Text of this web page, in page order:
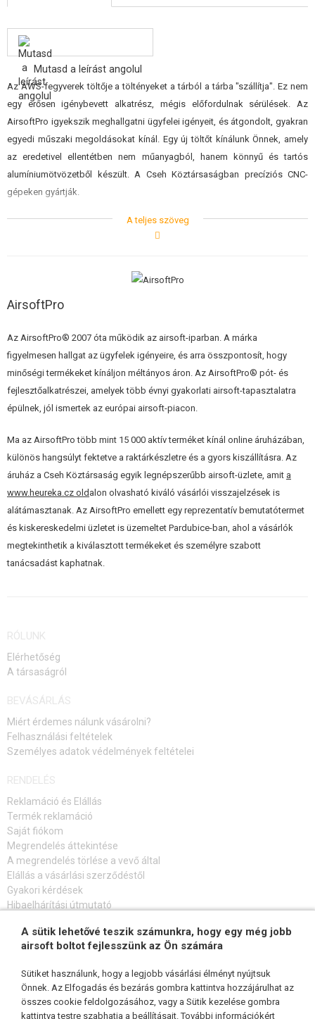
ÉLELMISZER
ÉPÍTŐKÉSZLETEK, MODELLEK
SÉRÜLT, HASZNÁLT ÁRUK
HÍREK
KEDVEZMÉNYEK
Mutasd a leírást angolul
Az AWS-fegyverek töltője a töltényeket a tárból a tárba "szállítja". Ez nem
egy erősen igénybevett alkatrész, mégis előfordulnak sérülések. Az
AirsoftPro igyekszik meghallgatni ügyfelei igényeit, és átgondolt, gyakran
egyedi műszaki megoldásokat kínál. Egy új töltőt kínálunk Önnek, amely
az eredetivel ellentétben nem műanyagból, hanem könnyű és tartós
alumíniumötvözetből készült. A Cseh Köztársaságban precíziós CNC-
gépeken gyártják.
A töltő használható a Marui AWS és a Well kínai példányaihoz. Például
Nem alkalmas az MB4404 és MB4411 modellekhez.
A teljes szöveg
AirsoftPro
Az AirsoftPro® 2007 óta működik az airsoft-iparban. A márka
figyelmesen hallgat az ügyfelek igényeire, és arra összpontosít, hogy
minőségi termékeket kínáljon méltányos áron. Az AirsoftPro® pót- és
fejlesztőalkatrészei, amelyek több évnyi gyakorlati airsoft-tapasztalatra
épülnek, jól ismertek az európai airsoft-piacon.
Ma az AirsoftPro több mint 15 000 aktív terméket kínál online áruházában,
különös hangsúlyt fektetve a raktárkészletre és a gyors kiszállításra. Az
áruház a Cseh Köztársaság egyik legnépszerűbb airsoft-üzlete, amit a
www.heureka.cz old alon olvasható kiváló vásárlói visszajelzések is
alátámasztanak. Az AirsoftPro emellett egy reprezentatív bemutatótermet
és kiskereskedelmi üzletet is üzemeltet Pardubice-ban, ahol a vásárlók
megtekinthetik a kiválasztott termékeket és személyre szabott
tanácsadást kaphatnak.
RÓLUNK
Elérhetőség
A társaságról
BEVÁSÁRLÁS
Miért érdemes nálunk vásárolni?
Felhasználási feltételek
Személyes adatok védelmények feltételei
RENDELÉS
Reklamáció és Elállás
Termék reklamáció
Saját fiókom
Megrendelés áttekintése
A megrendelés törlése a vevő által
Elállás a vásárlási szerződéstől
Gyakori kérdések
Hibaelhárítási útmutató
FELIRATKOZÁS HÍRLEVÉLRE
KÖVESSEN MINKET
A sütik lehetővé teszik számunkra, hogy egy még jobb
airsoft boltot fejlesszünk az Ön számára
Sütiket használunk, hogy a legjobb vásárlási élményt nyújtsuk
Önnek. Az Elfogadás és bezárás gombra kattintva hozzájárulhat az
összes cookie feldolgozásához, vagy a Sütik kezelése gombra
kattintva testre szabhatja a beállításait. További információkért